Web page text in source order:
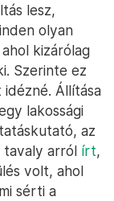
lesz,
olyan
kizárólag
Szerinte ez
Állítása
lakossági
az
tavaly arról írt,
volt, ahol
sérti a